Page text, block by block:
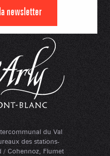
du Val
des stations-
/ Cohennoz, Flumet
newsletter